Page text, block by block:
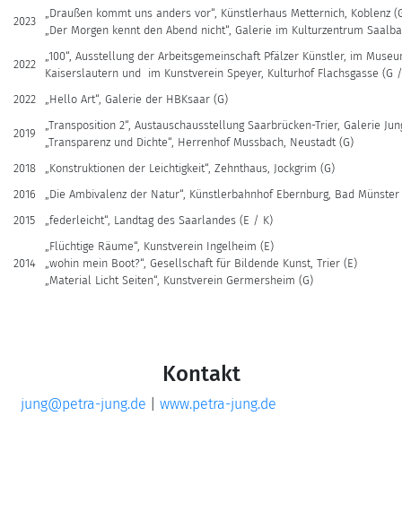
2023
„Draußen kommt uns anders vor“, Künstlerhaus Metternich, Koblenz
„Der Morgen kennt den Abend nicht“, Galerie im Kulturzentrum
2022
„100“, Ausstellung der Arbeitsgemeinschaft Pfälzer Künstler, im
Kaiserslautern und im Kunstverein Speyer, Kulturhof Flachsgasse (G
2022
„Hello Art“, Galerie der HBKsaar (G)
2019
„Transposition 2“, Austauschausstellung Saarbrücken-Trier, Galerie
„Transparenz und Dichte“, Herrenhof Mussbach, Neustadt (G)
2018
„Konstruktionen der Leichtigkeit“, Zehnthaus, Jockgrim (G)
2016
„Die Ambivalenz der Natur“, Künstlerbahnhof Ebernburg, Bad
2015
„federleicht“, Landtag des Saarlandes (E / K)
2014
„Flüchtige Räume“, Kunstverein Ingelheim (E)
„wohin mein Boot?“, Gesellschaft für Bildende Kunst, Trier (E)
„Material Licht Seiten“, Kunstverein Germersheim (G)
Kontakt
jung@petra-jung.de www.petra-jung.de